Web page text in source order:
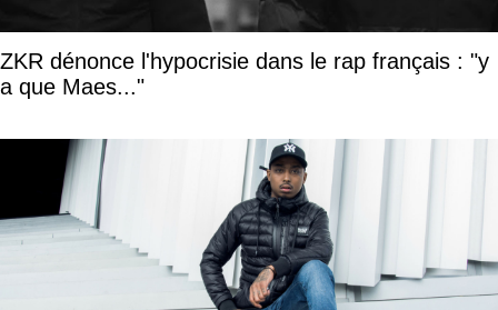
ZKR dénonce l'hypocrisie dans le rap français : "y
a que Maes..."